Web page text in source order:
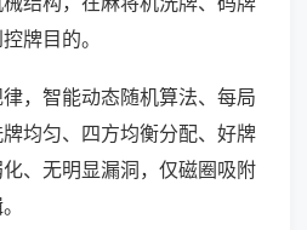
牌目的。
，智能动态随机算法、每局
均匀、四方均衡分配、好牌
、无明显漏洞，仅磁圈吸附